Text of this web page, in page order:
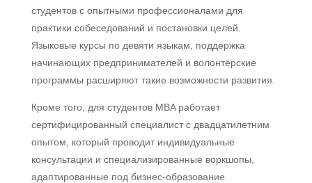
студентов с опытными профессионалами для
практики собеседований и постановки целей.
Языковые курсы по девяти языкам, поддержка
начинающих предпринимателей и волонтёрские
программы расширяют такие возможности развития.
Кроме того, для студентов MBA работает
сертифицированный специалист с двадцатилетним
опытом, который проводит индивидуальные
консультации и специализированные воркшопы,
адаптированные под бизнес-образование.